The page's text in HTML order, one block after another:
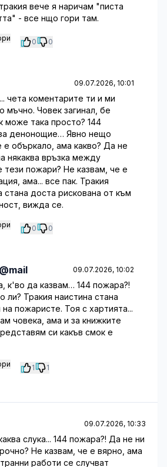
вече я наричам "писта
- все нщо гори там.
0 0
09.07.2026, 10:01
чета коментарите ти и ми
мъчно. Човек загинал, бе
може така просто? 144
денонощие… Явно нещо
е объркало, ама какво? Да не
някаква връзка между
тези пожари? Не казвам, че е
ама... все пак. Тракия
стана доста рискована от към
вижда се.
0 0
09.07.2026, 10:02
к'во да казвам… 144 пожара?!
ли? Тракия наистина стана
на пожаристе. Тоя с хартията...
човека, ама и за книжките
си какъв смок е
1 1
09.07.2026, 10:33
слука... 144 пожара?! Да не ни
Не казвам, че е вярно, ама
работи се случват